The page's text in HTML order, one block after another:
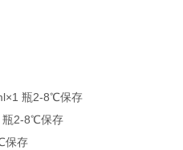
瓶2-8℃保存
瓶2-8℃保存
保存